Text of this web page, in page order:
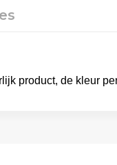
product, de kleur